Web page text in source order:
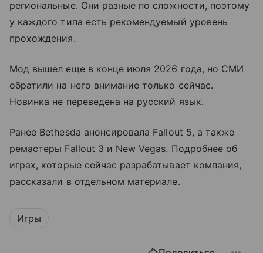
региональные. Они разные по сложности, поэтому
у каждого типа есть рекомендуемый уровень
прохождения.
Мод вышел еще в конце июля 2026 года, но СМИ
обратили на него внимание только сейчас.
Новинка не переведена на русский язык.
Ранее Bethesda анонсировала Fallout 5, а также
ремастеры Fallout 3 и New Vegas. Подробнее об
играх, которые сейчас разрабатывает компания,
рассказали в отдельном материале.
Игры